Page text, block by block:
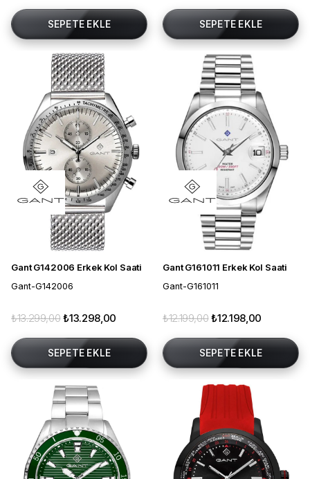
SEPETE EKLE SEPETE EKLE
Gant G142006 Erkek Kol Saati
Gant-G142006
₺13.298,00
₺13.299,00
SEPETE EKLE
Gant G161011 Erkek Kol Saati
Gant-G161011
₺12.198,00
₺12.199,00
SEPETE EKLE